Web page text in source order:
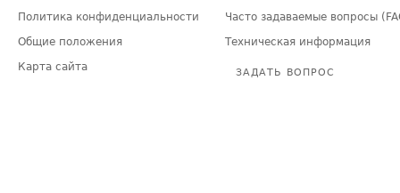
Политика конфиденциальности
Общие положения
Карта сайта
Часто задаваемые вопросы
Техническая информация
ЗАДАТЬ ВОПРОС